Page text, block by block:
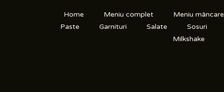
Home Meniu complet Meniu mâncare
Paste
Garnituri Salate Sosuri
Milkshake